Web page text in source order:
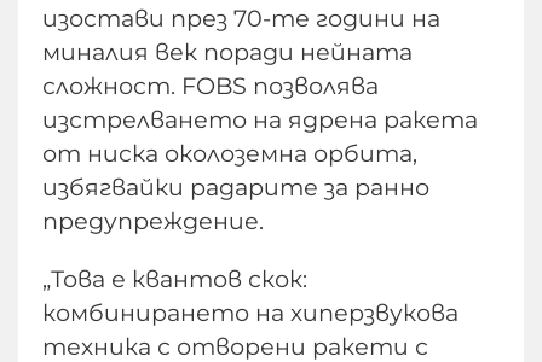
изостави през 70-те години на
миналия век поради нейната
сложност. FOBS позволява
изстрелването на ядрена ракета
от ниска околоземна орбита,
избягвайки радарите за ранно
предупреждение.
„Това е квантов скок:
комбинирането на хиперзвукова
техника с отворени ракети с